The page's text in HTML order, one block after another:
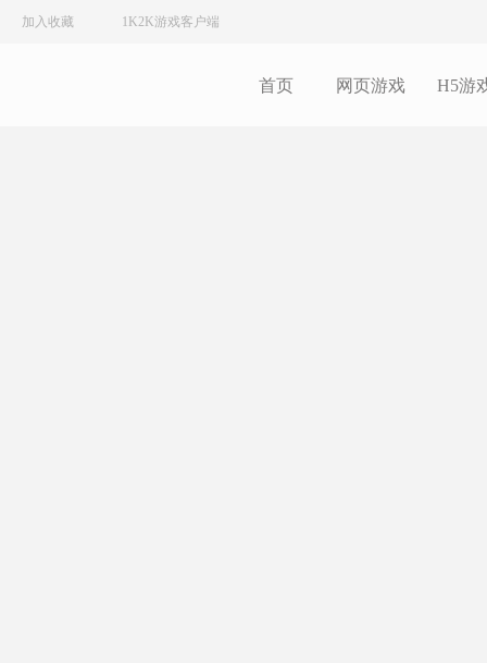
加入收藏 1K2K游戏客户端
首页 网页游戏 H5游